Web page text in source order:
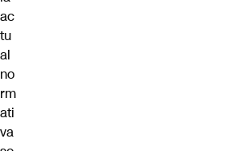
ac
tu
al
no
rm
ati
va